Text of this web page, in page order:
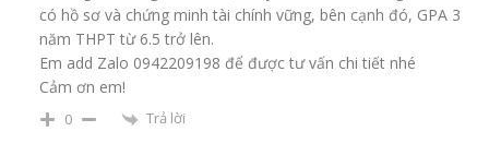
có hồ sơ và chứng minh tài chính vững, bên cạnh đó, GPA 3
năm THPT từ 6.5 trở lên.
Em add Zalo 0942209198 để được tư vấn chi tiết nhé
Cảm ơn em!
0 Trả lời